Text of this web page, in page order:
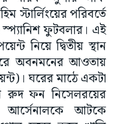
স্টার্লিংয়ের পরিবর্তে
ফুটবলার। এই
নিয়ে দ্বিতীয় স্থান
অবনমনের আওতায়
ঘরের মাঠে একটা
রুদ ফন নিসেলরয়ের
আর্সেনালকে আটকে